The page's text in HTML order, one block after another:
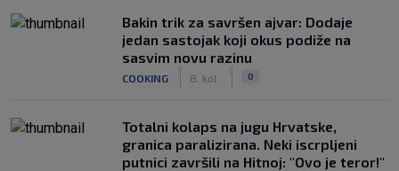
Bakin trik za savršen ajvar: Dodaje
jedan sastojak koji okus podiže na
sasvim novu razinu
COOKING 8. kol. 0
Totalni kolaps na jugu Hrvatske,
granica paralizirana. Neki iscrpljeni
putnici završili na Hitnoj: "Ovo je teror!"